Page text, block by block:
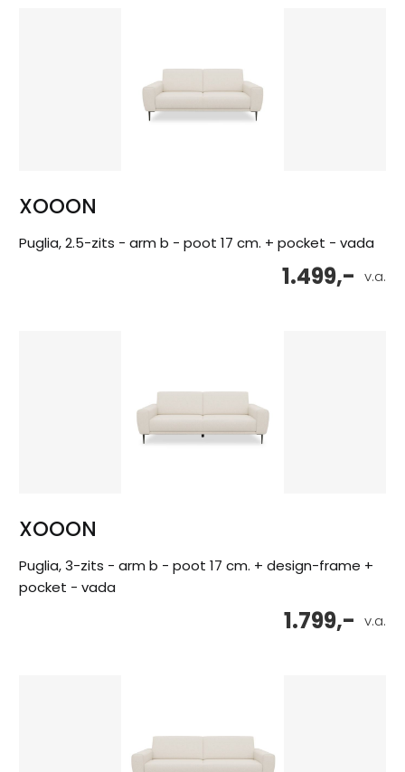
XOOON
Puglia, 2.5-zits - arm b - poot 17 cm. + pocket - vada
v.a.
1.499,-
XOOON
Puglia, 3-zits - arm b - poot 17 cm. + design-frame +
pocket - vada
v.a.
1.799,-